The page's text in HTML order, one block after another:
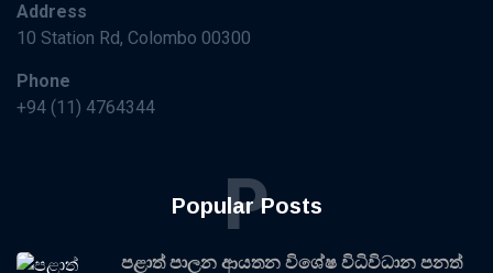
Address
10 Station Rd, Colombo 00300
Phone
+94 (11) 4764344
Popular Posts
P
පළාත් පාලන ආයතන විශේෂ විධිවිධාන පනත්